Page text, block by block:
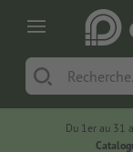
Du 1er au 31